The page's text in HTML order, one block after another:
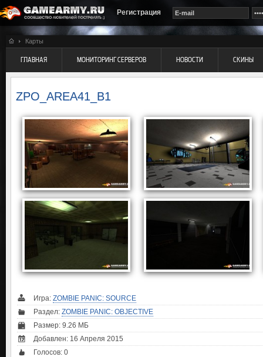
Регистрация
Карты
ГЛАВНАЯ МОНИТОРИНГ СЕРВЕРОВ НОВОСТИ СКИНЫ
ZPO_AREA41_B1
Игра: ZOMBIE PANIC: SOURCE
Раздел: ZOMBIE PANIC: OBJECTIVE
Размер: 9.26 МБ
Добавлен: 16 Апреля 2015
Голосов: 0